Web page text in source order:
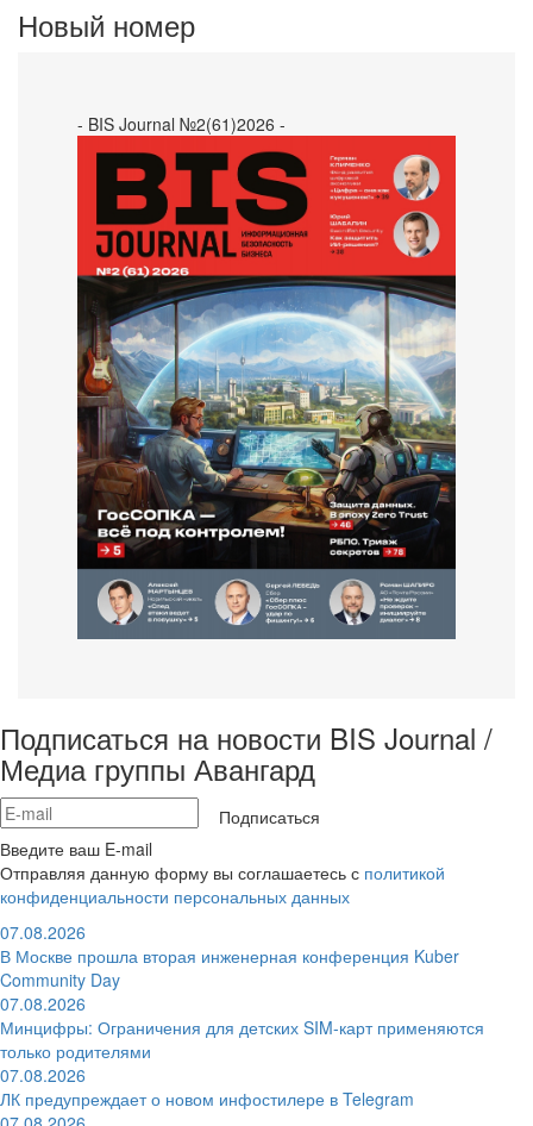
Новый номер
- BIS Journal №2(61)2026 -
Подписаться на новости BIS Journal /
Медиа группы Авангард
Подписаться
Введите ваш E-mail
Отправляя данную форму вы соглашаетесь с политикой
конфиденциальности персональных данных
07.08.2026
В Москве прошла вторая инженерная конференция Kuber
Community Day
07.08.2026
Минцифры: Ограничения для детских SIM-карт применяются
только родителями
07.08.2026
ЛК предупреждает о новом инфостилере в Telegram